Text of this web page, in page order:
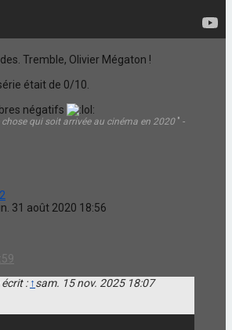
Tremble, Olivier Mégaton !
était de 0/10.
négatifs
qui soit arrivée au cinéma en 2020 " -
31 août 2020 18:56
: ↑sam. 15 nov. 2025 18:07